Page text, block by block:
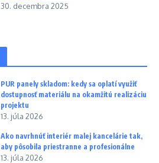
30. decembra 2025
PUR panely skladom: kedy sa oplatí využiť
dostupnosť materiálu na okamžitú realizáciu
projektu
13. júla 2026
Ako navrhnúť interiér malej kancelárie tak,
aby pôsobila priestranne a profesionálne
13. júla 2026